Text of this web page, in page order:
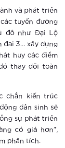
và phát triển
tuyến đường
đô như Đại Lộ
đai 3… xây dựng
huy các điểm
thay đổi toàn
chắn kiến trúc
dân sinh sẽ
sự phát triển
có giá hơn”,
phân tích.
minh, trẻ
thế nào?
trải
Bước đi tắt
Vingroup